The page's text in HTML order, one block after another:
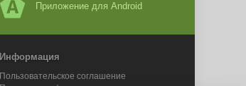
Приложение для Android
Информация
Пользовательское соглашение